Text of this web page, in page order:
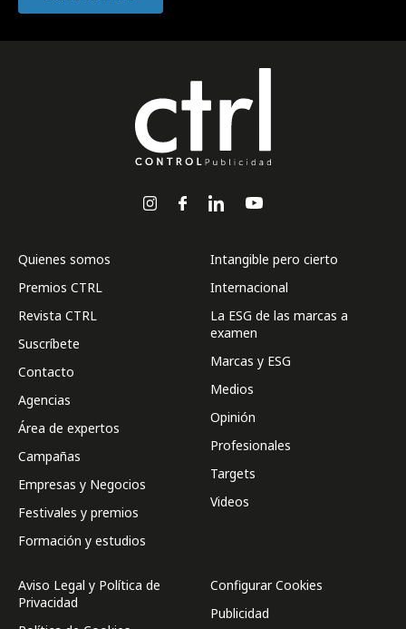
Quienes somos
Premios CTRL
Revista CTRL
Suscríbete
Contacto
Agencias
Área de expertos
Campañas
Empresas y Negocios
Festivales y premios
Formación y estudios
Intangible pero cierto
Internacional
La ESG de las marcas a
examen
Marcas y ESG
Medios
Opinión
Profesionales
Targets
Videos
Aviso Legal y Política de
Privacidad
Configurar Cookies
Publicidad